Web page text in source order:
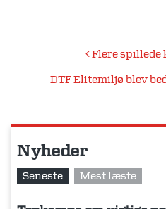
Indlægsnavigation
Flere spillede
DTF Elitemiljø blev
Nyheder
Seneste Mest læste